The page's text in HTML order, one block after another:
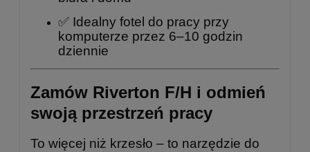
✅ Idealny fotel do pracy przy
komputerze przez 6–10 godzin
dziennie
Zamów Riverton F/H i odmień
swoją przestrzeń pracy
To więcej niż krzesło – to narzędzie do